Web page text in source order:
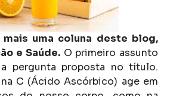
uma coluna deste blog,
e Saúde.O primeiro assunto
pergunta proposta no título.
C (Ácido Ascórbico) age em